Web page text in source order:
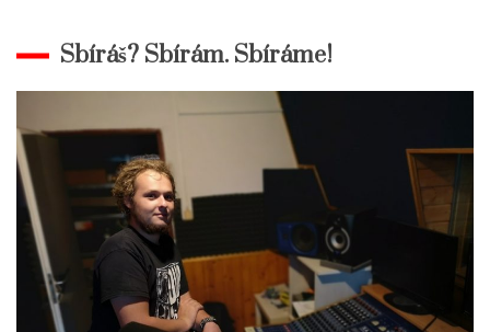
Sbíráš? Sbírám. Sbíráme!